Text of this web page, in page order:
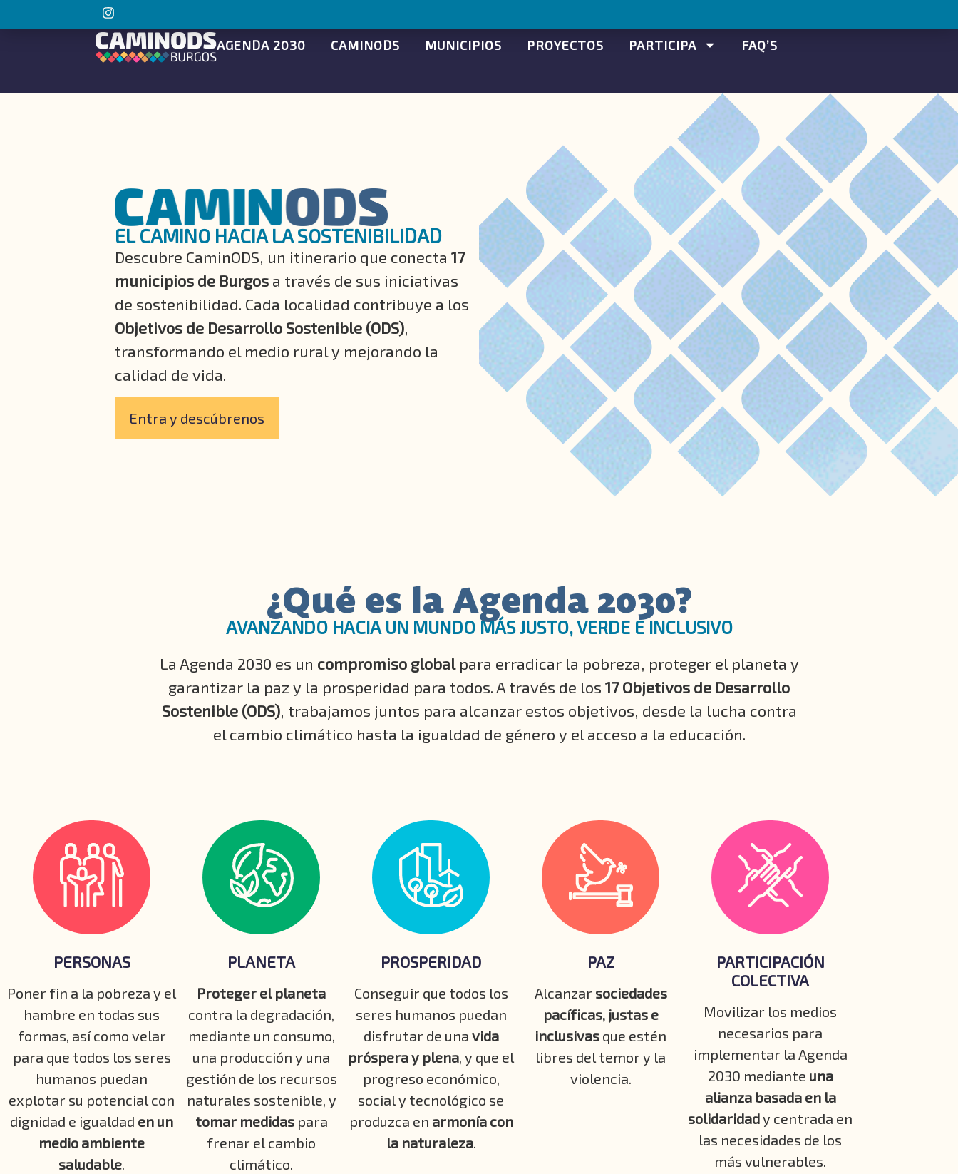
AGENDA 2030 CAMINODS MUNICIPIOS PROYECTOS PARTICIPA FAQ’S
EL CAMINO HACIA LA SOSTENIBILIDAD
Descubre CaminODS, un itinerario que conecta17
municipios de Burgos a través de sus iniciativas
de sostenibilidad. Cada localidad contribuye a los
Objetivos de Desarrollo Sostenible (ODS),
transformando el medio rural y mejorando la
calidad de vida.
Entra y descúbrenos
¿Qué es la Agenda 2030?
AVANZANDO HACIA UN MUNDO MÁS JUSTO, VERDE E INCLUSIVO
La Agenda 2030 es un compromiso globalpara erradicar la pobreza, proteger el planeta y
garantizar la paz y la prosperidad para todos. A través de los 17 Objetivos de Desarrollo
Sostenible (ODS), trabajamos juntos para alcanzar estos objetivos, desde la lucha contra
el cambio climático hasta la igualdad de género y el acceso a la educación.
PERSONAS
Poner fin a la pobreza y el
hambre en todas sus
formas, así como velar
para que todos los seres
humanos puedan
explotar su potencial con
dignidad e igualdad en un
medio ambiente
saludable.
PLANETA
Proteger el planeta
contra la degradación,
mediante un consumo,
una producción y una
gestión de los recursos
naturales sostenible, y
tomar medidaspara
frenar el cambio
climático.
PROSPERIDAD
Conseguir que todos los
seres humanos puedan
disfrutar de una vida
próspera y plena, y que el
progreso económico,
social y tecnológico se
produzca en armonía con
la naturaleza.
PAZ
Alcanzar sociedades
pacíficas, justas e
inclusivas que estén
libres del temor y la
violencia.
PARTICIPACIÓN
COLECTIVA
Movilizar los medios
necesarios para
implementar la Agenda
2030 mediante una
alianza basada en la
solidaridady centrada en
las necesidades de los
más vulnerables.